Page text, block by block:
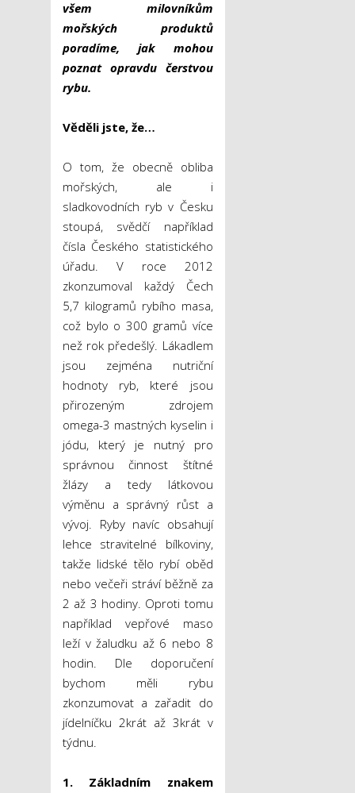
všem milovníkům
mořských produktů
poradíme, jak mohou
poznat opravdu čerstvou
rybu.
Věděli jste, že…
O tom, že obecně obliba
mořských, ale i
sladkovodních ryb v Česku
stoupá, svědčí například
čísla Českého statistického
úřadu. V roce 2012
zkonzumoval každý Čech
5,7 kilogramů rybího masa,
což bylo o 300 gramů více
než rok předešlý. Lákadlem
jsou zejména nutriční
hodnoty ryb, které jsou
přirozeným zdrojem
omega-3 mastných kyselin i
jódu, který je nutný pro
správnou činnost štítné
žlázy a tedy látkovou
výměnu a správný růst a
vývoj. Ryby navíc obsahují
lehce stravitelné bílkoviny,
takže lidské tělo rybí oběd
nebo večeři stráví běžně za
2 až 3 hodiny. Oproti tomu
například vepřové maso
leží v žaludku až 6 nebo 8
hodin. Dle doporučení
bychom měli rybu
zkonzumovat a zařadit do
jídelníčku 2krát až 3krát v
týdnu.
1. Základním znakem